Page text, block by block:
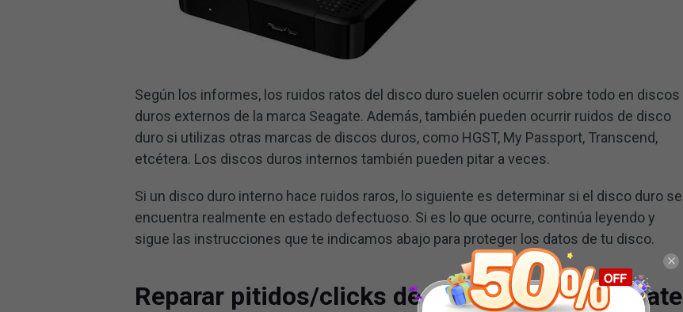
Según los informes, los ruidos ratos del disco duro suelen ocurrir sobre todo en discos
duros externos de la marca Seagate. Además, también pueden ocurrir ruidos de disco
duro si utilizas otras marcas de discos duros, como HGST, My Passport, Transcend,
etcétera. Los discos duros internos también pueden pitar a veces.
Si un disco duro interno hace ruidos raros, lo siguiente es determinar si el disco duro se
encuentra realmente en estado defectuoso. Si es lo que ocurre, continúa leyendo y
sigue las instrucciones que te indicamos abajo para proteger los datos de tu disco.
Reparar pitidos/clicks de un disco duro Seagate